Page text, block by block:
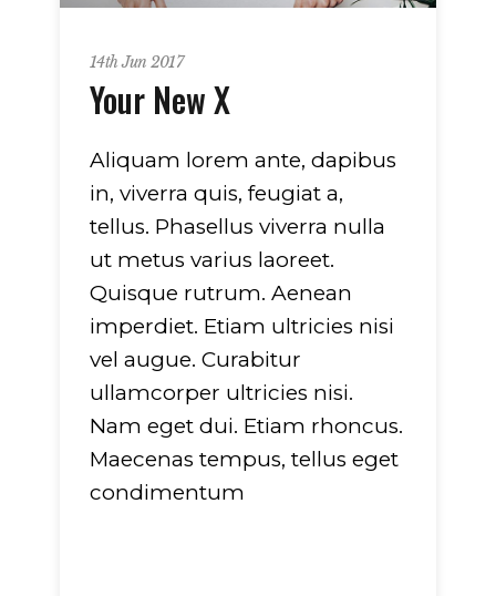
14th Jun 2017
Your New X
Aliquam lorem ante, dapibus
in, viverra quis, feugiat a,
tellus. Phasellus viverra nulla
ut metus varius laoreet.
Quisque rutrum. Aenean
imperdiet. Etiam ultricies nisi
vel augue. Curabitur
ullamcorper ultricies nisi.
Nam eget dui. Etiam rhoncus.
Maecenas tempus, tellus eget
condimentum